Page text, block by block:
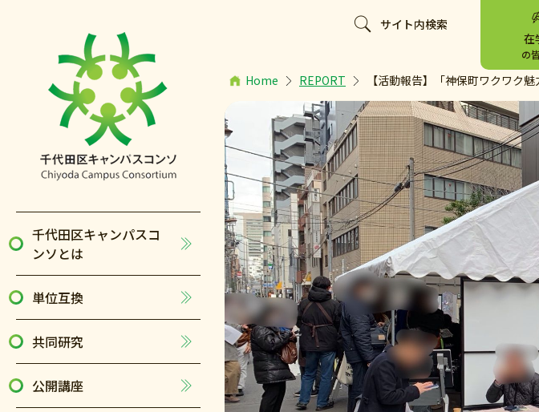
千代田区キャンパスコ
ンソとは
単位互換
共同研究
公開講座
サイト内検索
在
の
Home REPORT 【活動報告】「神保町ワクワク